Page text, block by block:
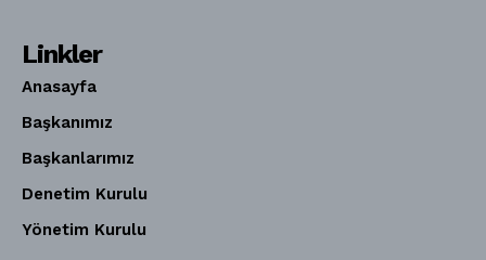
Linkler
Anasayfa
Başkanımız
Başkanlarımız
Denetim Kurulu
Yönetim Kurulu